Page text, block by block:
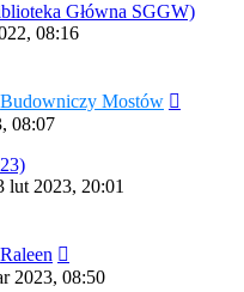
Główna SGGW)
08:16
Budowniczy Mostów
08:07
lut 2023, 20:01
Raleen
2023, 08:50